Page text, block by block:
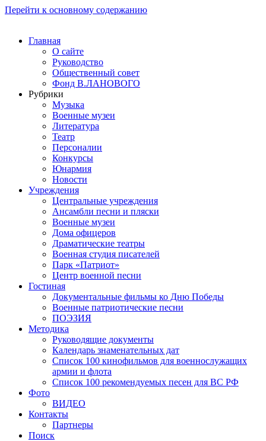
Перейти к основному содержанию
Главная
О сайте
Руководство
Общественный совет
Фонд В.ЛАНОВОГО
Рубрики
Музыка
Военные музеи
Литература
Театр
Персоналии
Конкурсы
Юнармия
Новости
Учреждения
Центральные учреждения
Ансамбли песни и пляски
Военные музеи
Дома офицеров
Драматические театры
Военная студия писателей
Парк «Патриот»
Центр военной песни
Гостиная
Документальные фильмы ко Дню Победы
Военные патриотические песни
ПОЭЗИЯ
Методика
Руководящие документы
Календарь знаменательных дат
Список 100 кинофильмов для военнослужащих
армии и флота
Список 100 рекомендуемых песен для ВС РФ
Фото
ВИДЕО
Контакты
Партнеры
Поиск